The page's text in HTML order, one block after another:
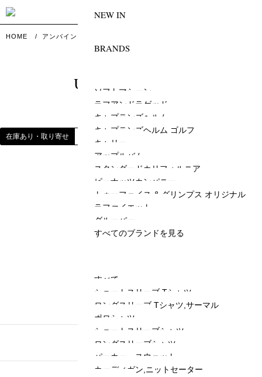
NEW IN
BRANDS
ソフトマシーン
ラフアンドラゲッド
キャプテンズヘルム
キャプテンズヘルム ゴルフ
キャリー
アップルバム
スタンダードカリフォルニア
ピーナッツカンパニー
トゥーフェイス & グリンプス オリジナル
ラファイエット
グルーバー
すべてのブランドを見る
CLOTHING
すべて
ショートスリーブ Tシャツ
ロングスリーブ Tシャツ,サーマル
ポロシャツ
ショートスリーブシャツ
ロングスリーブシャツ
パーカー、スウェット
カーディガン,ニットセーター
HOME アンバインド
UNBIMD BOOK
在庫あり・取り寄せ